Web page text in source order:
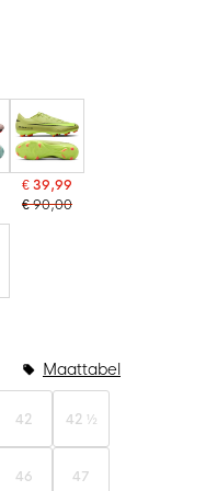
€ 39,99
€ 90,00
42 42 ½
46 47
Maattabel